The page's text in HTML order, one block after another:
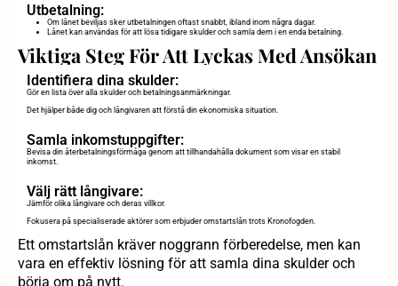
Utbetalning:
Om lånet beviljas sker utbetalningen oftast snabbt, ibland inom några dagar.
Lånet kan användas för att lösa tidigare skulder och samla dem i en enda betalning.
Viktiga Steg För Att Lyckas Med Ansökan
Identifiera dina skulder:
Gör en lista över alla skulder och betalningsanmärkningar.
Det hjälper både dig och långivaren att förstå din ekonomiska situation.
Samla inkomstuppgifter:
Bevisa din återbetalningsförmåga genom att tillhandahålla dokument som visar en stabil
inkomst.
Välj rätt långivare:
Jämför olika långivare och deras villkor.
Fokusera på specialiserade aktörer som erbjuder omstartslån trots Kronofogden.
Ett omstartslån kräver noggrann förberedelse, men kan
vara en effektiv lösning för att samla dina skulder och
börja om på nytt.